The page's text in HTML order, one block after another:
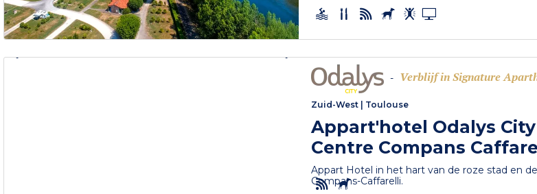
- Verblijf in Signature
Zuid-West | Toulouse
Appart'hotel Odalys City
Centre Compans
Appart Hotel in het hart van de roze stad en
Compans-Caffarelli.